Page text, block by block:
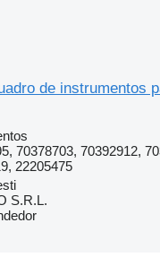
de instrumentos
70378703, 70392912,
22205475
S.R.L.